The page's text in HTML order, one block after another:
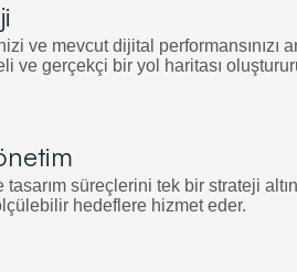
ve mevcut dijital performansınızı
ve gerçekçi bir yol haritası
süreçlerini tek bir strateji
hedeflere hizmet eder.